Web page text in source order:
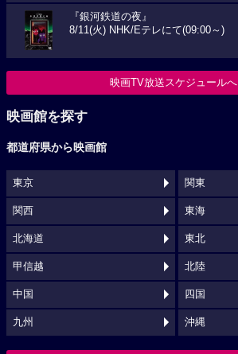
『銀河鉄道の夜』
8/11(火) NHK/Eテレにて(09:00～)
映画TV放送スケジュールへ
映画館を探す
都道府県から映画館
東京 関東
関西 東海
北海道 東北
甲信越 北陸
中国 四国
九州 沖縄